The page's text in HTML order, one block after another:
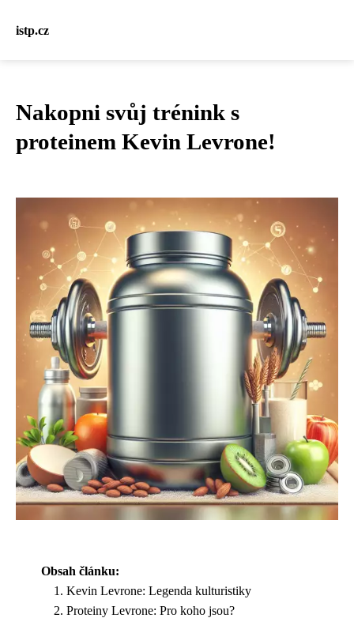
istp.cz
Nakopni svůj trénink s
proteinem Kevin Levrone!
Obsah článku:
Kevin Levrone: Legenda kulturistiky
Proteiny Levrone: Pro koho jsou?